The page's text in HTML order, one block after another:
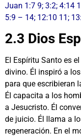
Juan 1:7 9; 3:2; 4:14
5:9 – 14; 12:10 11;
2.3 Dios
El Espíritu Santo es
divino. Él inspiró a
para que escribieran
Él capacita a los
a Jesucristo. Él
de juicio. Él llama a
regeneración. En el